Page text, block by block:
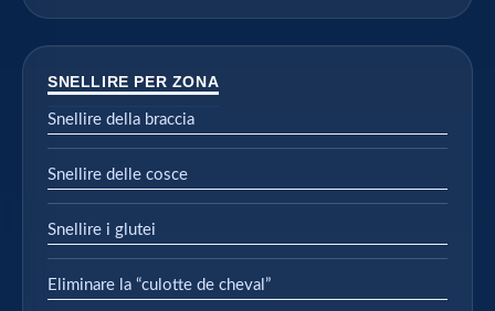
SNELLIRE PER ZONA
Snellire della braccia
Snellire delle cosce
Snellire i glutei
Eliminare la “culotte de cheval”